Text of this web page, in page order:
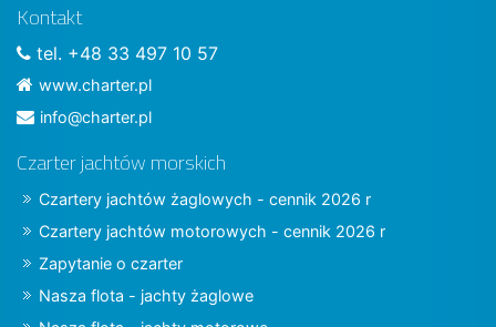
Kontakt
tel. +48 33 497 10 57
www.charter.pl
info@charter.pl
Czarter jachtów morskich
Czartery jachtów żaglowych - cennik 2026 r
Czartery jachtów motorowych - cennik 2026 r
Zapytanie o czarter
Nasza flota - jachty żaglowe